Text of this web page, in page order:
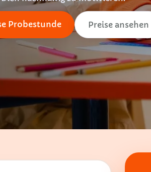
Probestunde Preise ansehen